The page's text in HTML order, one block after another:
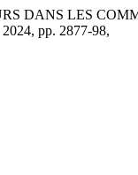
DANS LES
pp. 2877-98,